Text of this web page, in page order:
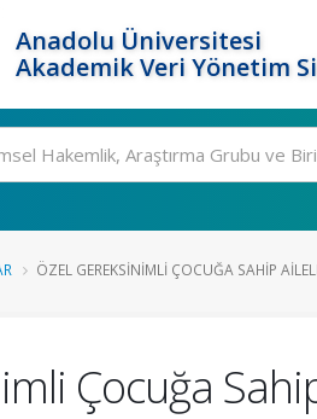
Anadolu Üniversitesi
Akademik Veri Yönetim
ÖZEL GEREKSINIMLI ÇOCUĞA SAHIP
Çocuğa